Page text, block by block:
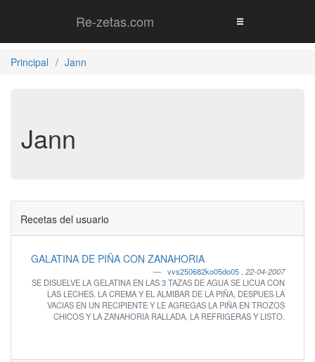
Re-zetas.com
Principal Jann
Jann
Recetas del usuario
GALATINA DE PIÑA CON ZANAHORIA
vvs250682ko05do05 22-04-2007
SE DISUELVE LA GELATINA EN LAS 3 TAZAS DE AGUA SE LICUA CON
LAS LECHES, LA CREMA Y EL ALMIBAR DE LA PIÑA, DESPUES LA
VACIAS EN UN RECIPIENTE Y LE AGREGAS LA PIÑA EN TROZOS
CHICOS Y LA ZANAHORIA RALLADA, LA REFRIGERAS Y LISTO.